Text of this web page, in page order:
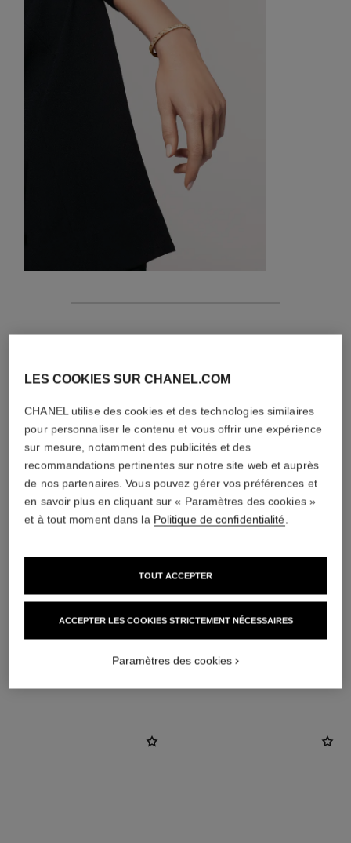
caractéristiques
OR BEIGE 18 carats
LES COOKIES SUR CHANEL.COM
CHANEL utilise des cookies et des technologies similaires
pour personnaliser le contenu et vous offrir une expérience
sur mesure, notamment des publicités et des
recommandations pertinentes sur notre site web et auprès
de nos partenaires. Vous pouvez gérer vos préférences et
en savoir plus en cliquant sur « Paramètres des cookies »
et à tout moment dans la Politique de confidentialité.
ACCEPTER LES COOKIES STRICTEMENT NÉCESSAIRES
TOUT ACCEPTER
Paramètres des cookies